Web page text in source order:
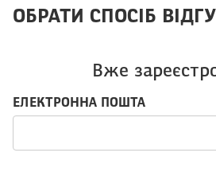
ОБРАТИ СПОСІБ
Вже
Логін: користувач і пароль
ЕЛЕКТРОННА ПОШТА